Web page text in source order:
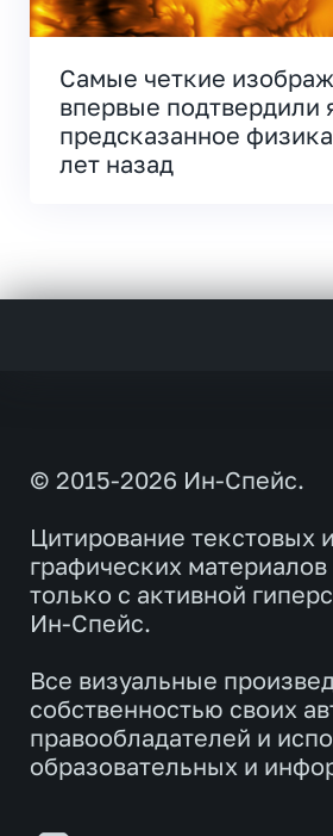
Самые четкие
впервые подтвердили
предсказанное
лет назад
© 2015-2026 Ин-Спейс.
Цитирование текстовых
графических
только с активной
Ин-Спейс.
Все визуальные
собственностью своих
правообладателей и
образовательных и